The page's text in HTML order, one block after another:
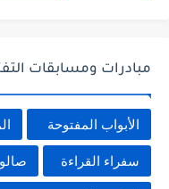
مبادرات ومسابقات
الأبواب المفتوحة
سفراء القراءة